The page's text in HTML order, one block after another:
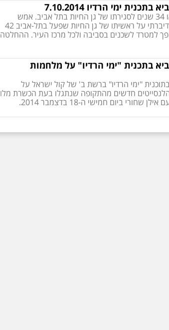
ימי הרדיו 7.10.2014
בראשית השבוע, ה-5 באוקטובר, מלאו 34 שנים לסגירתו של גן החיות בתל אביב. אמש
בתכניתה של איריס לביא "ימי הרדיו", דיברתי על ראשיתו של גן החיות שפעל בתל-אביב 42
– לאחר שהפך למטרד לשכנים בסביבה ולכל מרכז העיר. ההחלטה
בתכנית "ימי הרדיו" על מלחמות
"ימי הרדיו" ברשת ב' של קול ישראל על
חדשים מהתקופה שנתגלו בעת הכשרת